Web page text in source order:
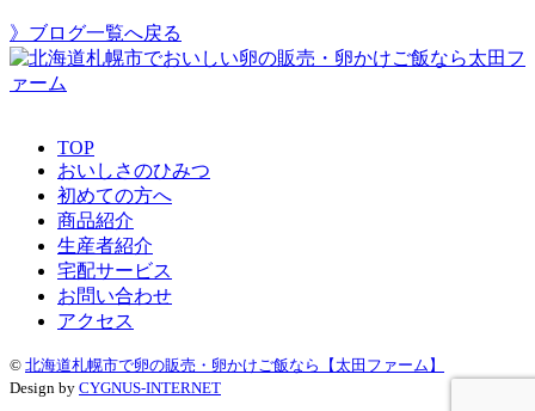
》ブログ一覧へ戻る
TOP
おいしさのひみつ
初めての方へ
商品紹介
生産者紹介
宅配サービス
お問い合わせ
アクセス
© 北海道札幌市で卵の販売・卵かけご飯なら【太田ファーム】
Design by CYGNUS-INTERNET